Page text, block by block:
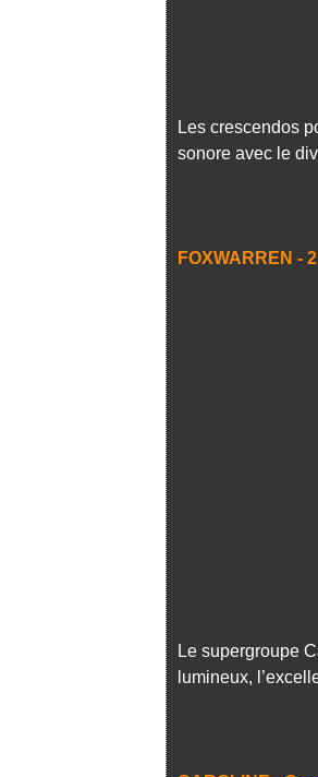
Les crescendos
sonore avec le
FOXWARREN - 2
Le supergroupe
lumineux,